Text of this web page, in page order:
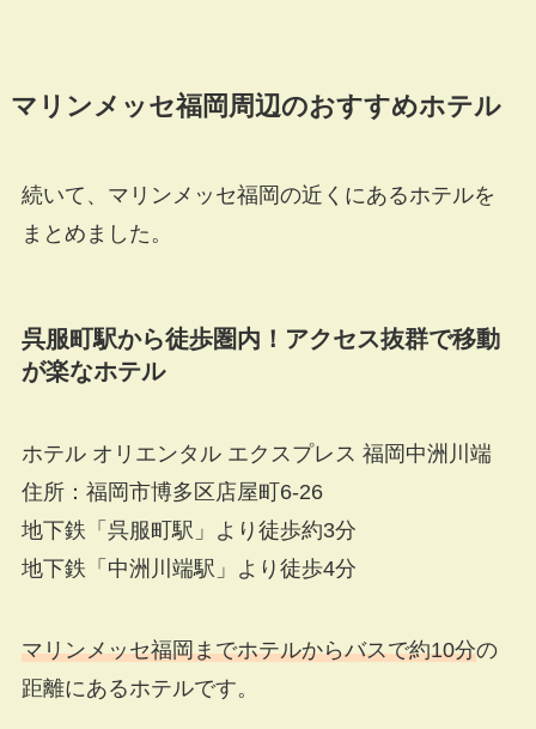
マリンメッセ福岡周辺のおすすめホテル
続いて、マリンメッセ福岡の近くにあるホテルを
まとめました。
呉服町駅から徒歩圏内！アクセス抜群で移動
が楽なホテル
ホテル オリエンタル エクスプレス 福岡中洲川端
住所：福岡市博多区店屋町6-26
地下鉄「呉服町駅」より徒歩約3分
地下鉄「中洲川端駅」より徒歩4分
マリンメッセ福岡までホテルからバスで約10分の
距離にあるホテルです。